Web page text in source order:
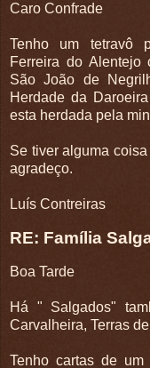
Caro Confrade
Tenho um tetravô
Ferreira do
São João de
Herdade da
esta herdada pela
Se tiver alguma
agradeço.
Luís Contreiras
RE: Família
Boa Tarde
Há " Salgados"
Carvalheira, Terras
Tenho cartas de